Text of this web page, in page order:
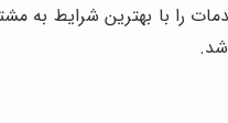
با بهترین شرایط به